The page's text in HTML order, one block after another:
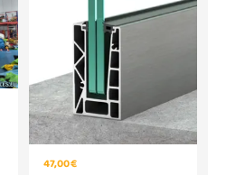
47,00 €